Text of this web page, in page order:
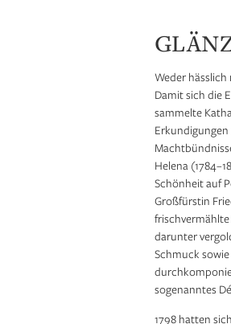
Weder
Damit sich die
sammelte
Erkundigungen
Helena
Schönheit auf
Großfürstin
darunter
Schmuck
sogenanntes
1798 hatten